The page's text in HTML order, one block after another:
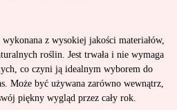
wykonana z wysokiej jakości materiałów,
roślin. Jest trwała i nie wymaga
co czyni ją idealnym wyborem do
Może być używana zarówno wewnątrz,
piękny wygląd przez cały rok.